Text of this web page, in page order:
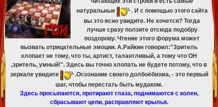
натуральные
. И с помощью этого сайта
вы это ясно увидите. Не хочется? Тогда
лучше сразу ползите отсюда подобру
поздорову. Чтение этого форума может
вызвать отрицательные эмоции. А.Райкин говорил:"Зритель
хлопает не тому, что ты, артист, талантливый, а тому что ОН
,зритель, умный!". Здесь вы точно хлопать не будете потому, что в
зеркале увидите
.Осознание своего долбоёбизма, - это первый
шаг, чтобы перестать быть мудаком.
Здесь просыпаются, протирают глаза, поднимаются с колен,
сбрасывают цепи, расправляют крылья.